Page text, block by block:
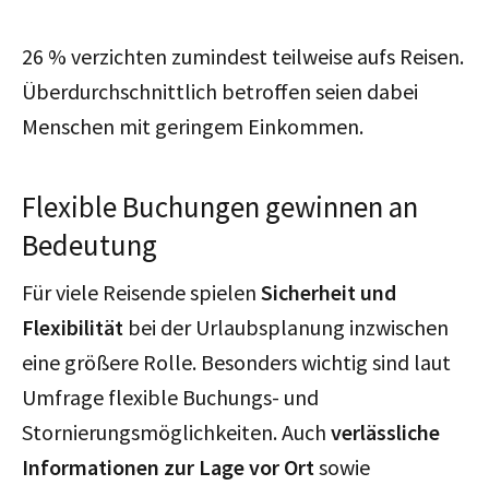
26 % verzichten zumindest teilweise aufs Reisen.
Überdurchschnittlich betroffen seien dabei
Menschen mit geringem Einkommen.
Flexible Buchungen gewinnen an
Bedeutung
Für viele Reisende spielen Sicherheit und
Flexibilität bei der Urlaubsplanung inzwischen
eine größere Rolle. Besonders wichtig sind laut
Umfrage flexible Buchungs- und
Stornierungsmöglichkeiten. Auch verlässliche
Informationen zur Lage vor Ort sowie